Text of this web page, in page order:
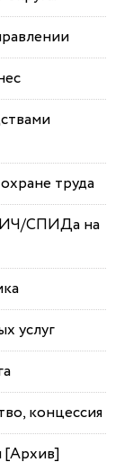
труда
СПИДа на
услуг
концессия
[Архив]